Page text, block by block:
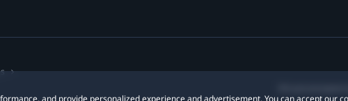
and provide personalized experience and advertisement. You can accept our